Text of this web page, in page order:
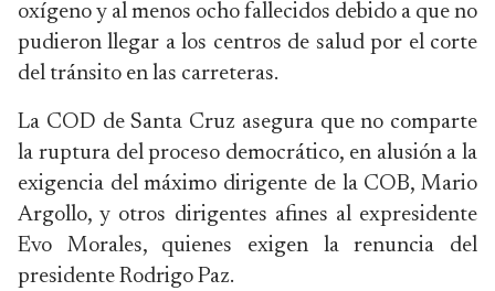
oxígeno y al menos ocho fallecidos debido a que no
pudieron llegar a los centros de salud por el corte
del tránsito en las carreteras.
La COD de Santa Cruz asegura que no comparte
la ruptura del proceso democrático, en alusión a la
exigencia del máximo dirigente de la COB, Mario
Argollo, y otros dirigentes afines al expresidente
Evo Morales, quienes exigen la renuncia del
presidente Rodrigo Paz.